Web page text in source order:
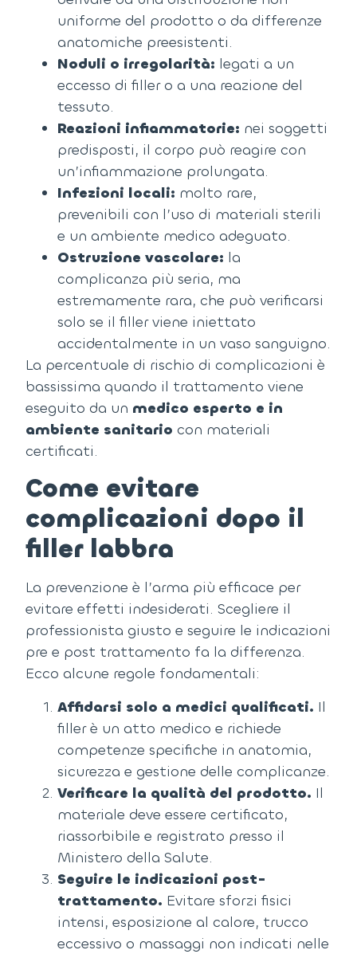
uniforme del prodotto o da differenze
anatomiche preesistenti.
Noduli o irregolarità: legati a un
eccesso di filler o a una reazione del
tessuto.
Reazioni infiammatorie: nei soggetti
predisposti, il corpo può reagire con
un’infiammazione prolungata.
Infezioni locali: molto rare,
prevenibili con l’uso di materiali sterili
e un ambiente medico adeguato.
Ostruzione vascolare: la
complicanza più seria, ma
estremamente rara, che può verificarsi
solo se il filler viene iniettato
accidentalmente in un vaso sanguigno.
La percentuale di rischio di complicazioni è
bassissima quando il trattamento viene
eseguito da un medico esperto e in
ambiente sanitario con materiali
certificati.
Come evitare
complicazioni dopo il
filler labbra
La prevenzione è l’arma più efficace per
evitare effetti indesiderati. Scegliere il
professionista giusto e seguire le indicazioni
pre e post trattamento fa la differenza.
Ecco alcune regole fondamentali:
Affidarsi solo a medici qualificati. Il
filler è un atto medico e richiede
competenze specifiche in anatomia,
sicurezza e gestione delle complicanze.
Verificare la qualità del prodotto. Il
materiale deve essere certificato,
riassorbibile e registrato presso il
Ministero della Salute.
Seguire le indicazioni post-
trattamento. Evitare sforzi fisici
intensi, esposizione al calore, trucco
eccessivo o massaggi non indicati nelle